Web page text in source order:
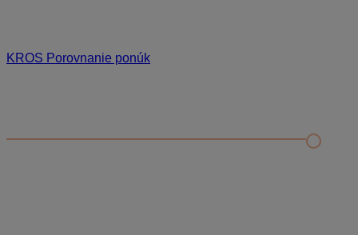
KROS Porovnanie ponúk
Nastavenie šanónov